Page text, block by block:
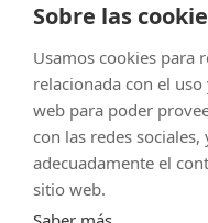
Sobre las
Usamos cookies para
relacionada con el
web para poder
con las redes
adecuadamente el
sitio web.